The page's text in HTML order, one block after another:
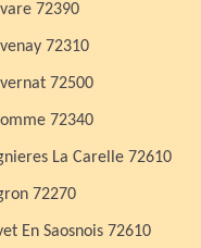
72390
72310
72500
72340
La Carelle 72610
72270
En Saosnois 72610